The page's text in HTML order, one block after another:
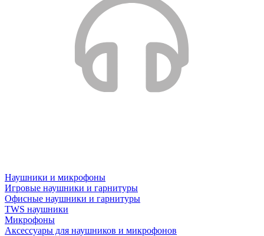
Наушники и микрофоны
Игровые наушники и гарнитуры
Офисные наушники и гарнитуры
TWS наушники
Микрофоны
Аксессуары для наушников и микрофонов